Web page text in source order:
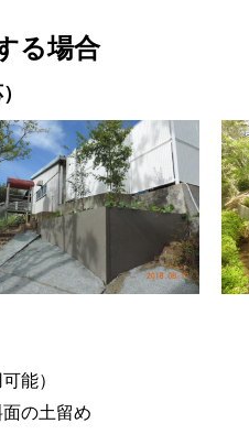
る場合
能）
の土留め